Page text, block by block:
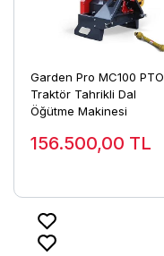
Garden Pro MC100 PTO
Traktör Tahrikli Dal
Öğütme Makinesi
156.500,00 TL